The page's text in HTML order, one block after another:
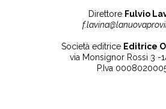
Direttore Fulvio
Società editrice Editrice
via Monsignor Rossi 3 -
P.Iva